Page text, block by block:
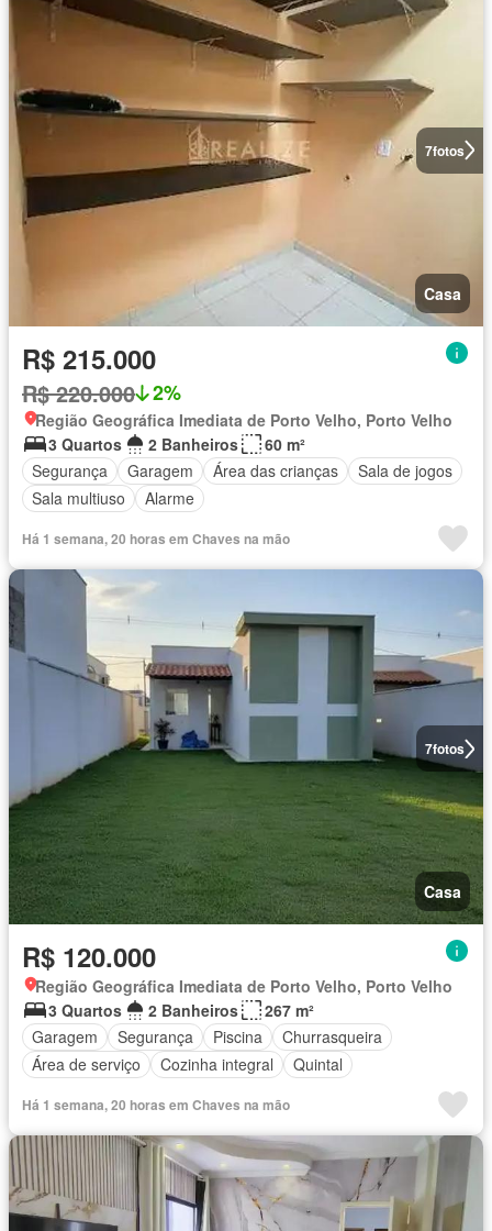
7fotos
Casa
R$ 215.000
R$ 220.000 2%
Região Geográfica Imediata de Porto Velho, Porto Velho
3 Quartos
2 Banheiros
60 m²
Segurança
Garagem Área das crianças
Sala de jogos
Sala multiuso
Alarme
Há 1 semana, 20 horas em Chaves na mão
7fotos
Casa
R$ 120.000
Região Geográfica Imediata de Porto Velho, Porto Velho
3 Quartos
2 Banheiros
267 m²
Garagem
Segurança Piscina
Churrasqueira
Área de serviço
Cozinha integral Quintal
Há 1 semana, 20 horas em Chaves na mão